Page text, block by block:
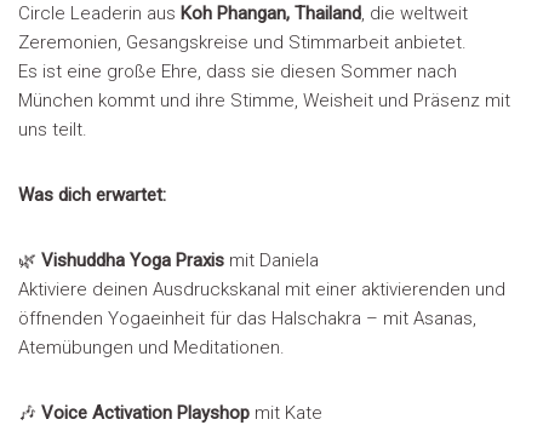
Circle Leaderin aus Koh Phangan, Thailand, die weltweit
Zeremonien, Gesangskreise und Stimmarbeit anbietet.
Es ist eine große Ehre, dass sie diesen Sommer nach
München kommt und ihre Stimme, Weisheit und Präsenz mit
uns teilt.
Was dich erwartet:
🌿 Vishuddha Yoga Praxis mit Daniela
Aktiviere deinen Ausdruckskanal mit einer aktivierenden und
öffnenden Yogaeinheit für das Halschakra – mit Asanas,
Atemübungen und Meditationen.
🎶 Voice Activation Playshop mit Kate